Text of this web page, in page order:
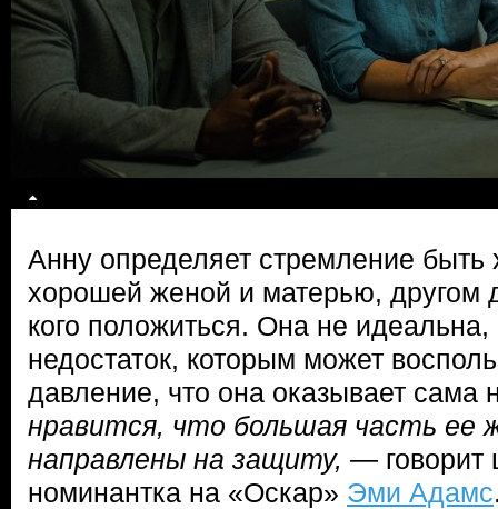
Анну определяет стремление
хорошей женой и матерью, другом
кого положиться. Она не
недостаток, которым может
давление, что она оказывает сама
нравится, что большая часть ее
направлены на защиту, — говорит
номинантка на «Оскар» Эми Адамс